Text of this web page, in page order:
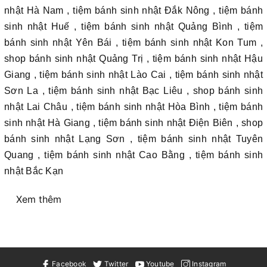
nhật Hà Nam , tiệm bánh sinh nhật Đắk Nông , tiệm bánh
sinh nhật Huế , tiệm bánh sinh nhật Quảng Bình , tiệm
bánh sinh nhật Yên Bái , tiệm bánh sinh nhật Kon Tum ,
shop bánh sinh nhật Quảng Trị , tiệm bánh sinh nhật Hậu
Giang , tiệm bánh sinh nhật Lào Cai , tiệm bánh sinh nhật
Sơn La , tiệm bánh sinh nhật Bạc Liêu , shop bánh sinh
nhật Lai Châu , tiệm bánh sinh nhật Hòa Bình , tiệm bánh
sinh nhật Hà Giang , tiệm bánh sinh nhật Điện Biên , shop
bánh sinh nhật Lạng Sơn , tiệm bánh sinh nhật Tuyên
Quang , tiệm bánh sinh nhật Cao Bằng , tiệm bánh sinh
nhật Bắc Kạn
Xem thêm
Facebook Twitter Youtube Instagram